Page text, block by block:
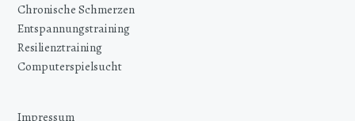
Chronische Schmerzen
Entspannungstraining
Resilienztraining
Computerspielsucht
Impressum